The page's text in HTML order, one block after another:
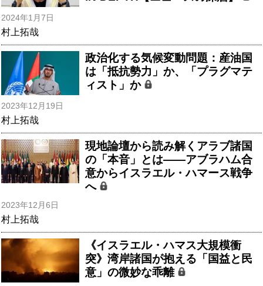
2024年1月7日
村上拓哉
政治化する気候変動問題：産油国
は「抵抗勢力」か、「プラグマテ
ィスト」か
2023年12月19日
村上拓哉
現地論壇から読み解くアラブ諸国
の「本音」とは――アブラハム合
意からイスラエル・ハマース戦争
へ
2023年12月6日
村上拓哉
《イスラエル・ハマス大規模衝
突》湾岸諸国が抱える「国益と民
意」の微妙な乖離